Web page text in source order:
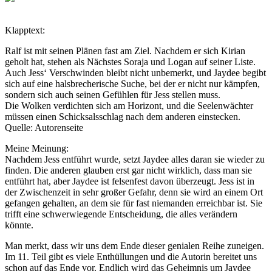
Klapptext:
Ralf ist mit seinen Plänen fast am Ziel. Nachdem er sich Kirian
geholt hat, stehen als Nächstes Soraja und Logan auf seiner Liste.
Auch Jess‘ Verschwinden bleibt nicht unbemerkt, und Jaydee begibt
sich auf eine halsbrecherische Suche, bei der er nicht nur kämpfen,
sondern sich auch seinen Gefühlen für Jess stellen muss.
Die Wolken verdichten sich am Horizont, und die Seelenwächter
müssen einen Schicksalsschlag nach dem anderen einstecken.
Quelle: Autorenseite
Meine Meinung:
Nachdem Jess entführt wurde, setzt Jaydee alles daran sie wieder zu
finden. Die anderen glauben erst gar nicht wirklich, dass man sie
entführt hat, aber Jaydee ist felsenfest davon überzeugt. Jess ist in
der Zwischenzeit in sehr großer Gefahr, denn sie wird an einem Ort
gefangen gehalten, an dem sie für fast niemanden erreichbar ist. Sie
trifft eine schwerwiegende Entscheidung, die alles verändern
könnte.
Man merkt, dass wir uns dem Ende dieser genialen Reihe zuneigen.
Im 11. Teil gibt es viele Enthüllungen und die Autorin bereitet uns
schon auf das Ende vor. Endlich wird das Geheimnis um Jaydee